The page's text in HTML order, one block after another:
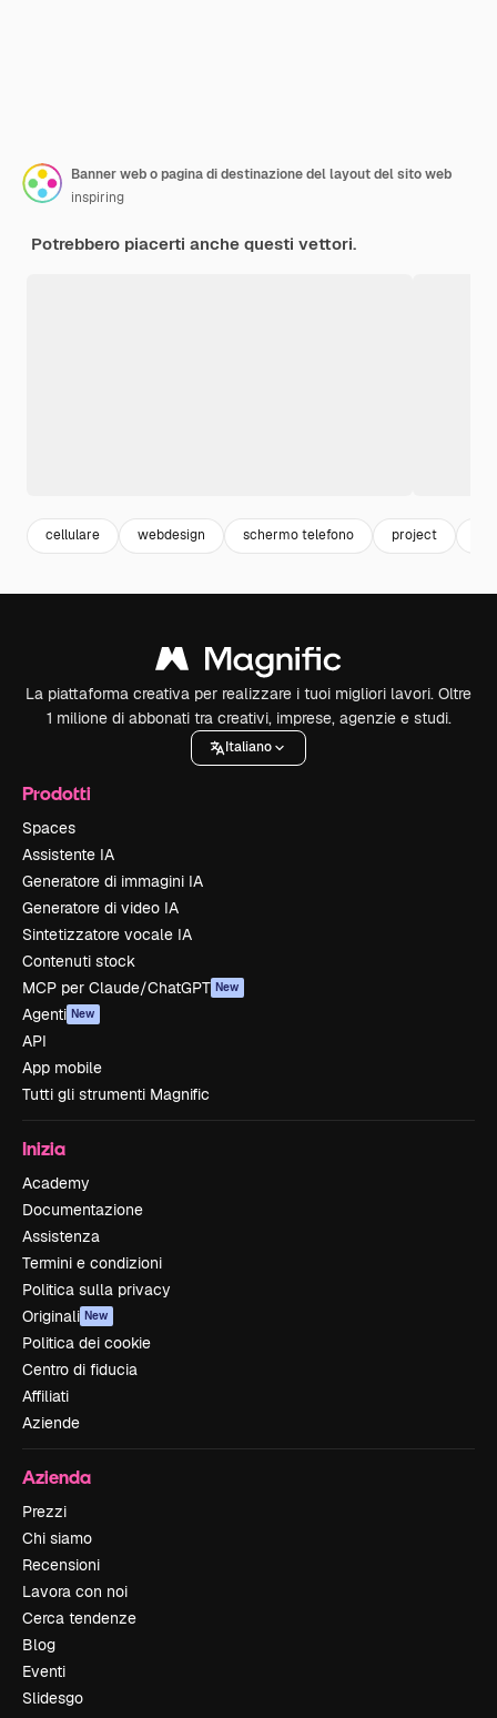
Banner web o pagina di destinazione del layout del sito web
inspiring
Potrebbero piacerti anche questi vettori.
cellulare webdesign schermo telefono project
La piattaforma creativa per realizzare i tuoi migliori lavori. Oltre
1 milione di abbonati tra creativi, imprese, agenzie e studi.
Italiano
Prodotti
Spaces
Assistente IA
Generatore di immagini IA
Generatore di video IA
Sintetizzatore vocale IA
Contenuti stock
MCP per Claude/ChatGPT New
Agenti New
API
App mobile
Tutti gli strumenti Magnific
Inizia
Academy
Documentazione
Assistenza
Termini e condizioni
Politica sulla privacy
Originali New
Politica dei cookie
Centro di fiducia
Affiliati
Aziende
Azienda
Prezzi
Chi siamo
Recensioni
Lavora con noi
Cerca tendenze
Blog
Eventi
Slidesgo